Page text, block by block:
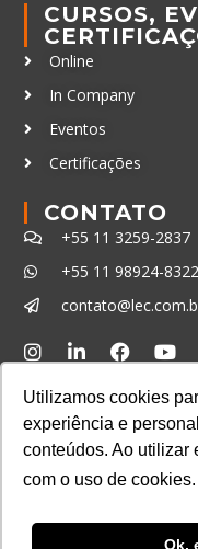
Utilizamos cookies
experiência e
conteúdos. Ao utilizar
com o uso de cookies.
Ok,
CURSOS,
Online
In Company
Eventos
Certificações
CONTATO
+55 11 3259-2837
+55 11 98924-8322
Consulte aqui o
Sistema e-MEC